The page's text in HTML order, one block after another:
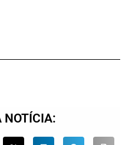
NOTÍCIA: